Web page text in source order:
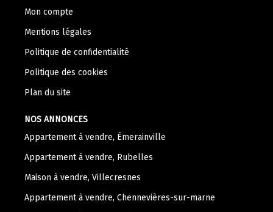
Mon compte
Mentions légales
Politique de confidentialité
Politique des cookies
Plan du site
NOS ANNONCES
Appartement à vendre, Émerainville
Appartement à vendre, Rubelles
Maison à vendre, Villecresnes
Appartement à vendre, Chennevières-sur-marne